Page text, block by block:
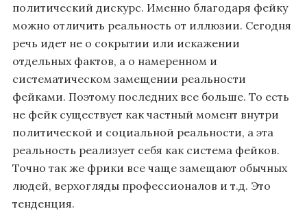
политический дискурс. Именно благодаря фейку
можно отличить реальность от иллюзии. Сегодня
речь идет не о сокрытии или искажении
отдельных фактов, а о намеренном и
систематическом замещении реальности
фейками. Поэтому последних все больше. То есть
не фейк существует как частный момент внутри
политической и социальной реальности, а эта
реальность реализует себя как система фейков.
Точно так же фрики все чаще замещают обычных
людей, верхогляды профессионалов и т.д. Это
тенденция.